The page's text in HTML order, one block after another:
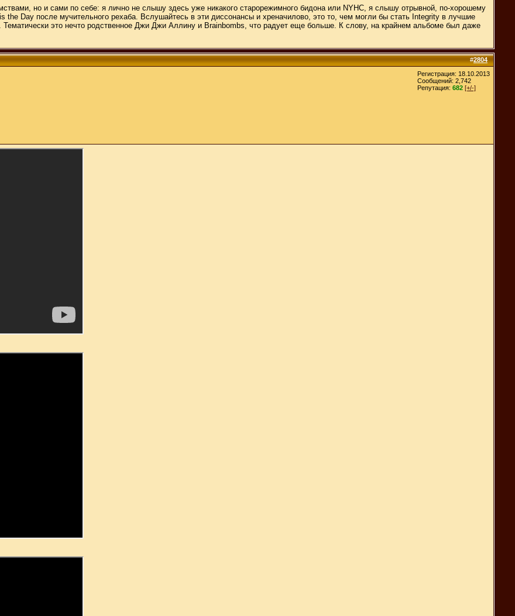
но и сами по себе: я лично не слышу здесь уже никакого старорежимного бидона или NYHC, я слышу отрывной, по-хорошему
the Day после мучительного рехаба. Вслушайтесь в эти диссонансы и хреначилово, это то, чем могли бы стать Integrity в лучшие
Тематически это нечто родственное Джи Джи Аллину и Brainbombs, что радует еще больше. К слову, на крайнем альбоме был даже
#2804
Регистрация: 18.10.2013
Сообщений: 2,742
Репутация: 682 [+/-]